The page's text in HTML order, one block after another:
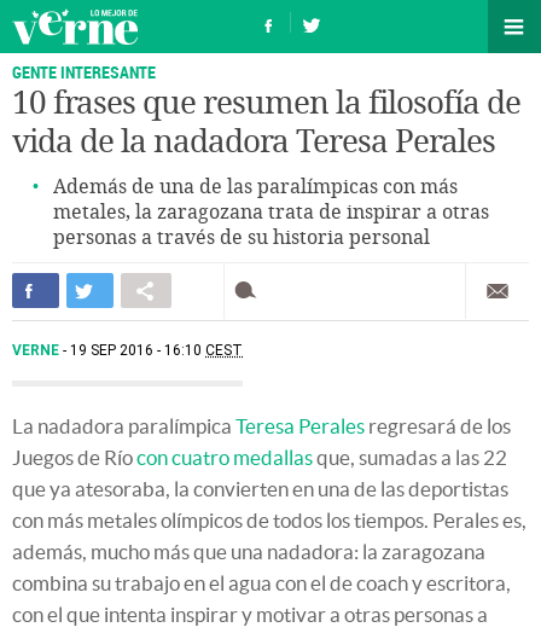
GENTE INTERESANTE
10 frases que resumen la filosofía de
vida de la nadadora Teresa Perales
Además de una de las paralímpicas con más
metales, la zaragozana trata de inspirar a otras
personas a través de su historia personal
VERNE 19 SEP 2016 - 16:10 CEST
La nadadora paralímpica Teresa Perales regresará de los
Juegos de Ríocon cuatro medallasque, sumadas a las 22
que ya atesoraba, la convierten en una de las deportistas
con más metales olímpicos de todos los tiempos. Perales es,
además, mucho más que una nadadora: la zaragozana
combina su trabajo en el agua con el de coach y escritora,
con el que intenta inspirar y motivar a otras personas a